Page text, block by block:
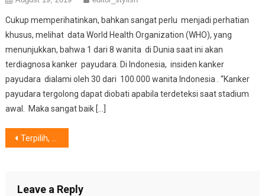
Cukup memperihatinkan, bahkan sangat perlu menjadi perhatian
khusus, melihat data World Health Organization (WHO), yang
menunjukkan, bahwa 1 dari 8 wanita di Dunia saat ini akan
terdiagnosa kanker payudara. Di Indonesia, insiden kanker
payudara dialami oleh 30 dari 100.000 wanita Indonesia . “Kanker
payudara tergolong dapat diobati apabila terdeteksi saat stadium
awal. Maka sangat baik […]
Post
Terpilih, Enam Tim Pemenang Samsung Solve for Tomorrow 2025
Leave a Reply